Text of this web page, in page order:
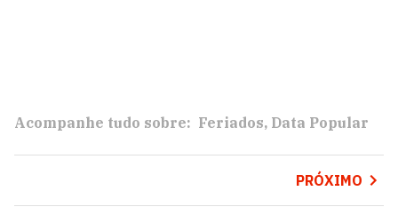
Acompanhe tudo sobre: Feriados Data Popular
PRÓXIMO